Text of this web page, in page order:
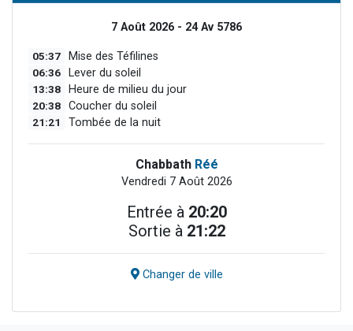
7 Août 2026 - 24 Av 5786
05:37 Mise des Téfilines
06:36 Lever du soleil
13:38 Heure de milieu du jour
20:38 Coucher du soleil
21:21 Tombée de la nuit
Chabbath Réé
Vendredi 7 Août 2026
Entrée à 20:20
Sortie à 21:22
Changer de ville